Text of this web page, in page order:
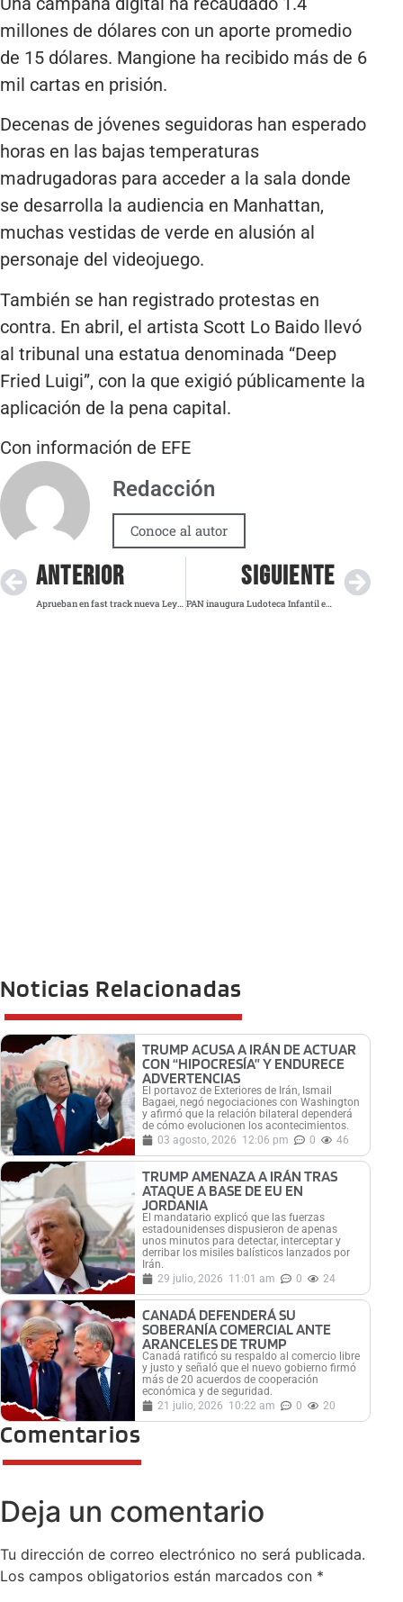
millones de dólares con un aporte promedio
de 15 dólares. Mangione ha recibido más de 6
mil cartas en prisión.
Decenas de jóvenes seguidoras han esperado
horas en las bajas temperaturas
madrugadoras para acceder a la sala donde
se desarrolla la audiencia en Manhattan,
muchas vestidas de verde en alusión al
personaje del videojuego.
También se han registrado protestas en
contra. En abril, el artista Scott Lo Baido llevó
al tribunal una estatua denominada “Deep
Fried Luigi”, con la que exigió públicamente la
aplicación de la pena capital.
Con información de EFE
Redacción
Conoce al autor
ANTERIOR
Aprueban en fast track nueva Ley General de Aguas en San Lázaro
SIGUIENTE
PAN inaugura Ludoteca Infantil en su sede de la Roma
Noticias Relacionadas
TRUMP ACUSA A IRÁN DE ACTUAR
CON “HIPOCRESÍA” Y ENDURECE
ADVERTENCIAS
El portavoz de Exteriores de Irán, Ismail
Bagaei, negó negociaciones con Washington
y afirmó que la relación bilateral dependerá
de cómo evolucionen los acontecimientos.
03 agosto, 2026 12:06 pm 0 46
TRUMP AMENAZA A IRÁN TRAS
ATAQUE A BASE DE EU EN
JORDANIA
El mandatario explicó que las fuerzas
estadounidenses dispusieron de apenas
unos minutos para detectar, interceptar y
derribar los misiles balísticos lanzados por
Irán.
29 julio, 2026 11:01 am 0 24
CANADÁ DEFENDERÁ SU
SOBERANÍA COMERCIAL ANTE
ARANCELES DE TRUMP
Canadá ratificó su respaldo al comercio libre
y justo y señaló que el nuevo gobierno firmó
más de 20 acuerdos de cooperación
económica y de seguridad.
21 julio, 2026 10:22 am 0 20
Comentarios
Deja un comentario
Tu dirección de correo electrónico no será publicada.
Los campos obligatorios están marcados con *